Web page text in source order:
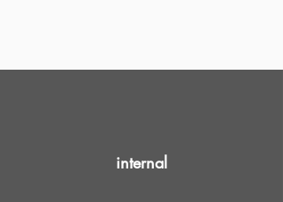
internal